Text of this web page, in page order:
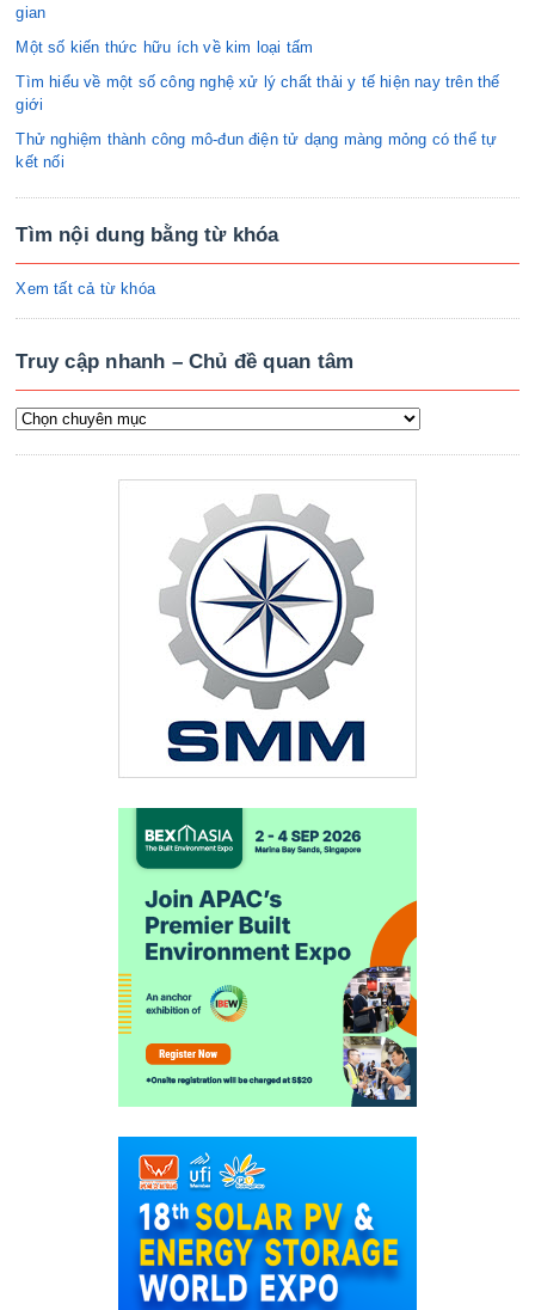
gian
Một số kiến thức hữu ích về kim loại tấm
Tìm hiểu về một số công nghệ xử lý chất thải y tế hiện nay trên thế
giới
Thử nghiệm thành công mô-đun điện tử dạng màng mỏng có thể tự
kết nối
Tìm nội dung bằng từ khóa
Xem tất cả từ khóa
Truy cập nhanh – Chủ đề quan tâm